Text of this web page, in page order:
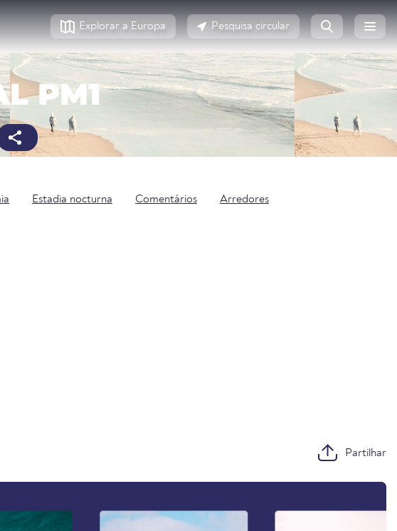
Explorar a Europa Pesquisa circular
PM1
Estadia nocturna Comentários Arredores
Partilhar